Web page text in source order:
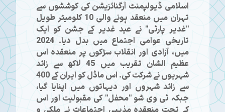
اسلامی ڈیولپمنٹ آرگنائزیشن کی کوششوں سے
تہران میں منعقد ہونے والی 10 کلومیٹر طویل
"غدیر پارٹی" نے عید غدیر کے جشن کو ایک
تاریخی عوامی اجتماع میں بدل دیا۔ 2024
میں، آزادی اور انقلاب سڑکوں پر منعقدہ اس
عظیم الشان تقریب میں 45 لاکھ سے زائد
شہریوں نے شرکت کی۔ اس ماڈل کو ایران کے 400
سے زائد شہروں اور دیہاتوں میں اپنایا گیا،
جبکہ ٹی وی شو "محفل" کی مقبولیت اور اس